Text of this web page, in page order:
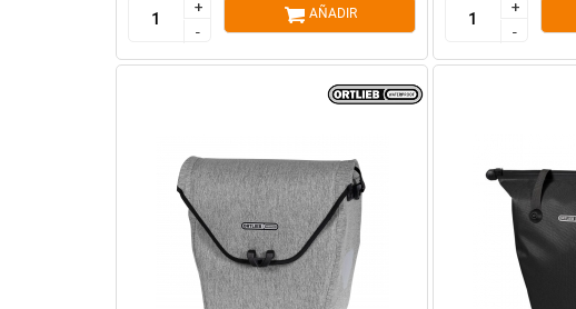
+
-
+
-
AÑADIR
+
-
+
-